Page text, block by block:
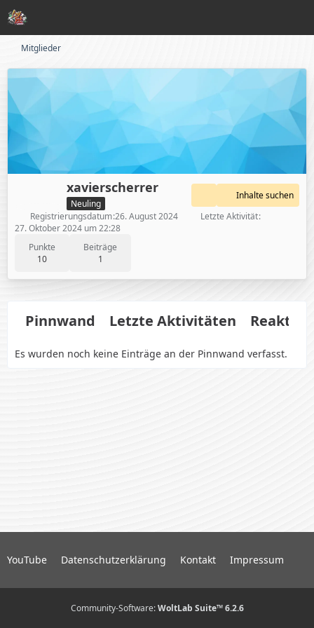
Mitglieder
xavierscherrer
Neuling
Punkte
10
Beiträge
1
Inhalte suchen
Registrierungsdatum 26. August 2024
Letzte Aktivität
27. Oktober 2024 um 22:28
Pinnwand Letzte Aktivitäten
Es wurden noch keine Einträge an der Pinnwand verfasst.
YouTube Datenschutzerklärung Kontakt Impressum
Community-Software:WoltLab Suite™ 6.2.6